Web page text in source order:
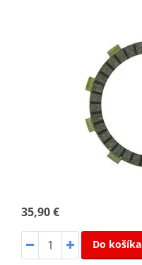
35,90 €
Do košíka